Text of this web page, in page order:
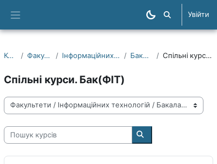
Пошук курсів
Увійти
Курси Факультети Інформаційних технологій Бакалаври Спільні курси. Бак(ФІТ)
Спільні курси. Бак(ФІТ)
Категорії курсів
Пошук курсів
Пошук курсів